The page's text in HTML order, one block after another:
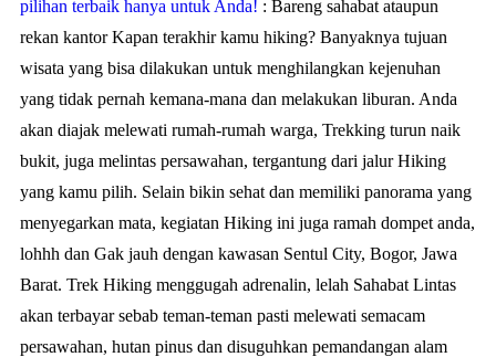
pilihan terbaik hanya untuk Anda! : Bareng sahabat ataupun
rekan kantor Kapan terakhir kamu hiking? Banyaknya tujuan
wisata yang bisa dilakukan untuk menghilangkan kejenuhan
yang tidak pernah kemana-mana dan melakukan liburan. Anda
akan diajak melewati rumah-rumah warga, Trekking turun naik
bukit, juga melintas persawahan, tergantung dari jalur Hiking
yang kamu pilih. Selain bikin sehat dan memiliki panorama yang
menyegarkan mata, kegiatan Hiking ini juga ramah dompet anda,
lohhh dan Gak jauh dengan kawasan Sentul City, Bogor, Jawa
Barat. Trek Hiking menggugah adrenalin, lelah Sahabat Lintas
akan terbayar sebab teman-teman pasti melewati semacam
persawahan, hutan pinus dan disuguhkan pemandangan alam